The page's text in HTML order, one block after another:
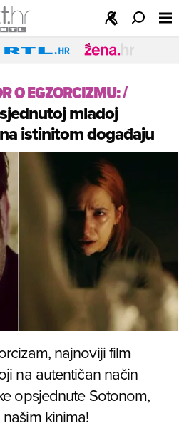
O EGZORCIZMU:/
mladoj
istinitom događaju
najnoviji film
na autentičan način
opsjednute Sotonom,
kinima!